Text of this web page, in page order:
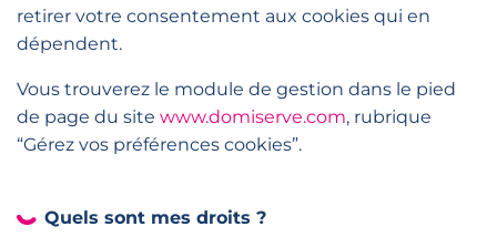
retirer votre consentement aux cookies qui en
dépendent.
Vous trouverez le module de gestion dans le pied
de page du site www.domiserve.com, rubrique
“Gérez vos préférences cookies”.
Quels sont mes droits ?